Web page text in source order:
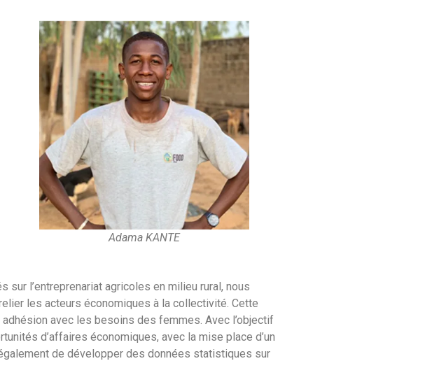
Adama KANTE
l’entreprenariat agricoles en milieu rural, nous
les acteurs économiques à la collectivité. Cette
avec les besoins des femmes. Avec l’objectif
d’affaires économiques, avec la mise place d’un
de développer des données statistiques sur